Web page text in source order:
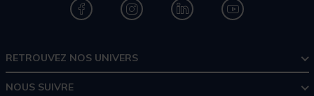
RETROUVEZ NOS UNIVERS
NOUS SUIVRE